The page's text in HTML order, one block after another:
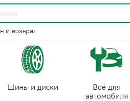
и возврат
Шины и диски
Всё для
автомобиля